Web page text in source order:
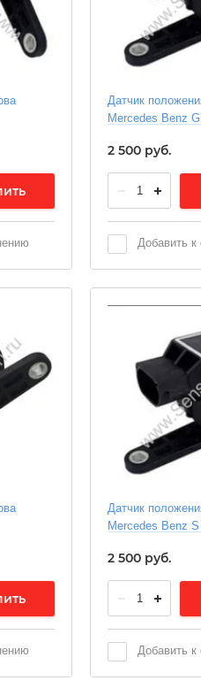
Датчик
Mercedes Benz
2 500руб.
Добавить
Датчик
Mercedes Benz
2 500руб.
Добавить